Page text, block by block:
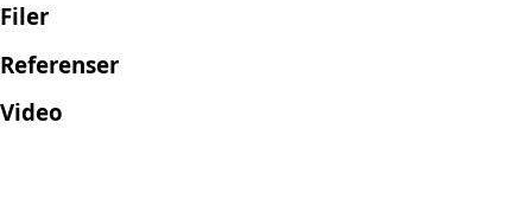
Filer
Referenser
Video